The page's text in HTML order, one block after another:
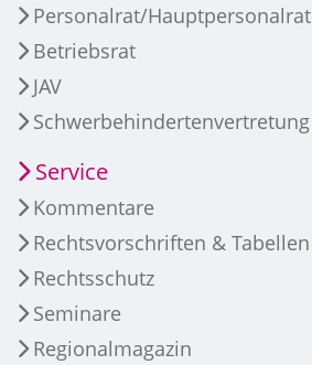
Personalrat/Hauptpersonalrat
Betriebsrat
JAV
Schwerbehindertenvertretung
Service
Kommentare
Rechtsvorschriften & Tabellen
Rechtsschutz
Seminare
Regionalmagazin